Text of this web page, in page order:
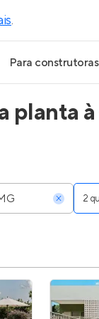
.
Para construtoras
Geração de
Geração de
Anunciar
planta
2